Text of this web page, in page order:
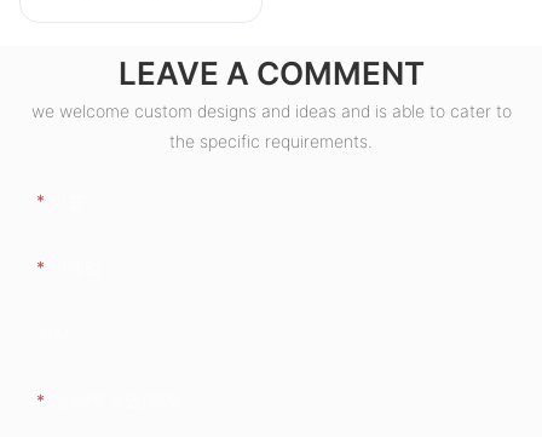
LEAVE A COMMENT
we welcome custom designs and ideas and is able to cater to
the specific requirements.